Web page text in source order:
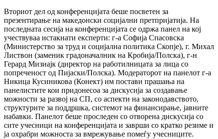
Вториот дел од конференцијата беше посветен за
презентирање на македонски социјални претпријатија. На
последната сесија на конференцијата се одржа панел на кој
учествуваа истакнати експерти: г-а Софија Спасовска
(Министерство за труд и социјална политика Скопје), г. Михал
Листвон (заменик градоначалник на Кробија/Полска), г-н
Герард Мизиајк (директор на работилницата за лица со
попреченост од Пијаски/Полска). Модераторот на панелот г-а
Никица Кусиникова (Конект) им постави прашања на
панелистите кои придонесоа за дискусија за создавање
можности за развој на СП, со аспекти на законодавството,
структурите за поддршка, системот на финансирање, јавните
набавки. Панелот беше проследен со отворена дискусија со
сите учесници на конференцијата и заврши со кратко резиме и
ја охрабри можноста за вмрежување помеѓу учесниците.